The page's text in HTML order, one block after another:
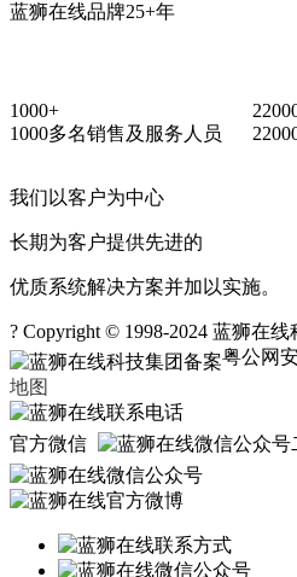
蓝狮在线品牌25+年
1000+
1000多名销售及服务人员
我们以客户为中心
长期为客户提供先进的
优质系统解决方案并加以实施。
? Copyright © 1998-2024 蓝狮在
粤公网
地图
官方微信